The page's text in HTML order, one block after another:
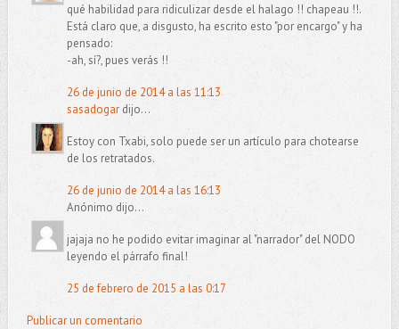
qué habilidad para ridiculizar desde el halago !! chapeau !!.
Está claro que, a disgusto, ha escrito esto "por encargo" y ha
pensado:
-ah, sí?, pues verás !!
26 de junio de 2014 a las 11:13
sasadogardijo...
Estoy con Txabi, solo puede ser un artículo para chotearse
de los retratados.
26 de junio de 2014 a las 16:13
Anónimo dijo...
jajaja no he podido evitar imaginar al "narrador" del NODO
leyendo el párrafo final!
25 de febrero de 2015 a las 0:17
Publicar un comentario